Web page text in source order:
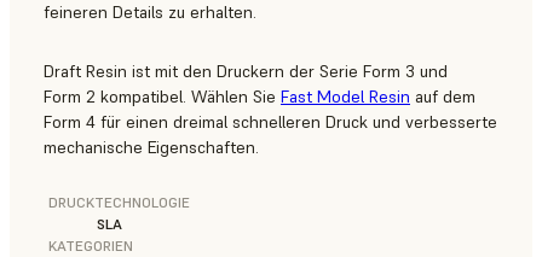
feineren Details zu erhalten.
Draft Resin ist mit den Druckern der Serie Form 3 und
Form 2 kompatibel. Wählen Sie Fast Model Resin auf dem
Form 4 für einen dreimal schnelleren Druck und verbesserte
mechanische Eigenschaften.
DRUCKTECHNOLOGIE
SLA
KATEGORIEN